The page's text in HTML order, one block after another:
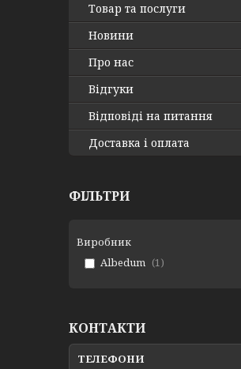
Люминис А 915
Товар та послуги
Новини
Про нас
Відгуки
Відповіді на питання
Доставка і оплата
ФІЛЬТРИ
Виробник
Albedum
1
КОНТАКТИ